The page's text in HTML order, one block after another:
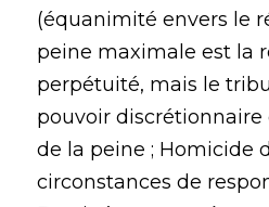
(équanimité envers le
peine maximale est la
perpétuité, mais le
pouvoir discrétionnaire
de la peine ; Homicide
circonstances de